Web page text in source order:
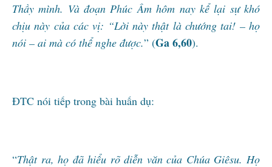
Thầy mình. Và đoạn Phúc Âm hôm nay kể lại sự khó
chịu này của các vị: “Lời này thật là chướng tai! – họ
nói – ai mà có thể nghe được.” (Ga 6,60).
ĐTC nói tiếp trong bài huấn dụ:
“Thật ra, họ đã hiểu rõ diễn văn của Chúa Giêsu. Họ